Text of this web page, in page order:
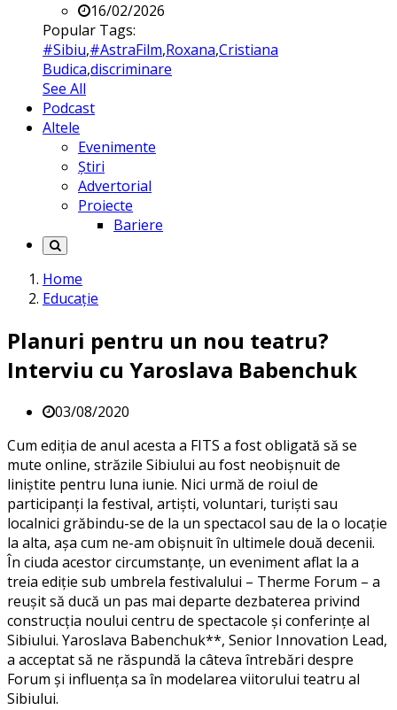
16/02/2026
Popular Tags:
#Sibiu,#AstraFilm,Roxana,Cristiana
Budica,discriminare
See All
Podcast
Altele
Evenimente
Știri
Advertorial
Proiecte
Bariere
Home
Educație
Planuri pentru un nou teatru?
Interviu cu Yaroslava Babenchuk
03/08/2020
Cum ediția de anul acesta a FITS a fost obligată să se
mute online, străzile Sibiului au fost neobișnuit de
liniștite pentru luna iunie. Nici urmă de roiul de
participanți la festival, artiști, voluntari, turiști sau
localnici grăbindu-se de la un spectacol sau de la o locație
la alta, așa cum ne-am obișnuit în ultimele două decenii.
În ciuda acestor circumstanțe, un eveniment aflat la a
treia ediție sub umbrela festivalului – Therme Forum – a
reușit să ducă un pas mai departe dezbaterea privind
construcția noului centru de spectacole și conferințe al
Sibiului. Yaroslava Babenchuk**, Senior Innovation Lead,
a acceptat să ne răspundă la câteva întrebări despre
Forum și influența sa în modelarea viitorului teatru al
Sibiului.